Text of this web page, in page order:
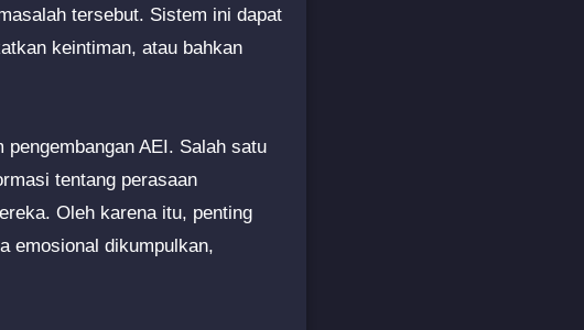
tersebut. Sistem ini dapat
keintiman, atau bahkan
AEI. Salah satu
tentang perasaan
Oleh karena itu, penting
emosional dikumpulkan,